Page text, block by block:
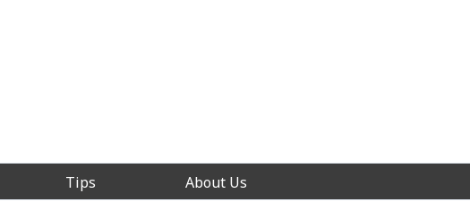
Tips About Us